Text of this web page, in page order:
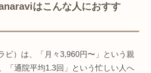
はこんな人におすす
ビ）は、「月々3,960円〜」という親
「通院平均1.3回」という忙しい人へ